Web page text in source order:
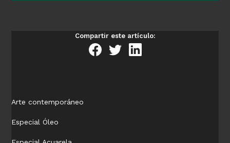
Compartir este artículo:
Arte contemporáneo
Especial Óleo